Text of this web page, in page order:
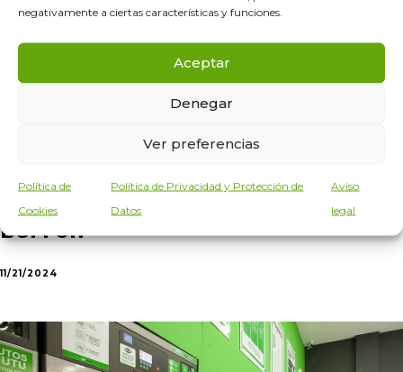
negativamente a ciertas características y funciones.
Aceptar
Denegar
Ver preferencias
Política de
Cookies
Política de Privacidad y Protección de
Datos
Aviso
legal
Berrón
11/21/2024